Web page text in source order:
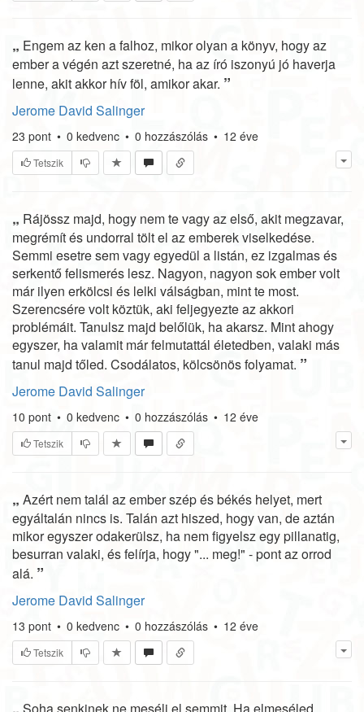
„ Engem az ken a falhoz, mikor olyan a könyv, hogy az
ember a végén azt szeretné, ha az író iszonyú jó haverja
lenne, akit akkor hív föl, amikor akar. ”
Jerome David Salinger
23 pont • 0 kedvenc • 0 hozzászólás • 12 éve
Tetszik
„ Rájössz majd, hogy nem te vagy az első, akit megzavar,
megrémít és undorral tölt el az emberek viselkedése.
Semmi esetre sem vagy egyedül a listán, ez izgalmas és
serkentő felismerés lesz. Nagyon, nagyon sok ember volt
már ilyen erkölcsi és lelki válságban, mint te most.
Szerencsére volt köztük, aki feljegyezte az akkori
problémáit. Tanulsz majd belőlük, ha akarsz. Mint ahogy
egyszer, ha valamit már felmutattál életedben, valaki más
tanul majd tőled. Csodálatos, kölcsönös folyamat. ”
Jerome David Salinger
10 pont • 0 kedvenc • 0 hozzászólás • 12 éve
Tetszik
„ Azért nem talál az ember szép és békés helyet, mert
egyáltalán nincs is. Talán azt hiszed, hogy van, de aztán
mikor egyszer odakerülsz, ha nem figyelsz egy pillanatig,
besurran valaki, és felírja, hogy "... meg!" - pont az orrod
alá. ”
Jerome David Salinger
13 pont • 0 kedvenc • 0 hozzászólás • 12 éve
Tetszik